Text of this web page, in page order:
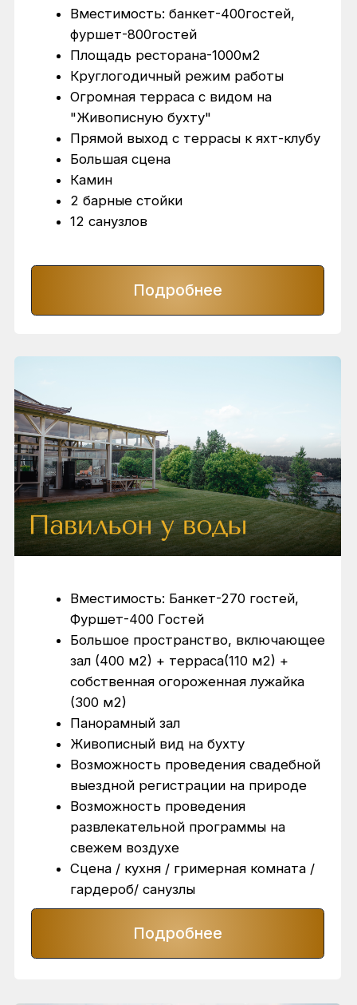
Полное сопровождение
в день мероприятия
Согласование
меню
мероприятие
еще
поэтому знаем фотографов, звукачей, световиков и
Меню и кейтеринг
У нас Вы найдете разнообразное меню, идеально
подходящее для любых мероприятий — от частных
встреч до масштабных корпоративных праздников.
Мы предлагаем широкий выбор блюд, которые
легко адаптируются под конкретные вкусы и
тематику Вашего события. Наши повара готовят